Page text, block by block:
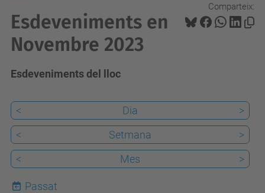
Comparteix:
Esdeveniments en
Novembre 2023
Esdeveniments del lloc
< Dia
>
<
Setmana
>
<
Mes >
Passat